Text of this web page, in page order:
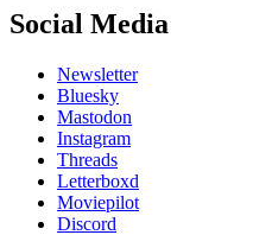
Social Media
Newsletter
Bluesky
Mastodon
Instagram
Threads
Letterboxd
Moviepilot
Discord